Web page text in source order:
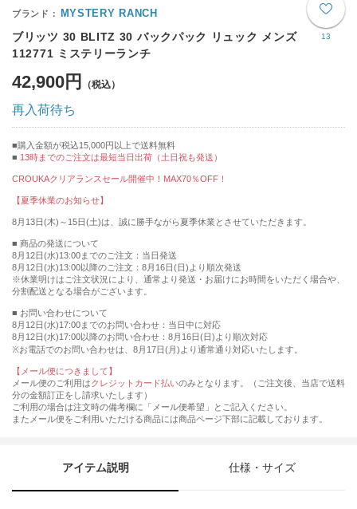
13
MYSTERY RANCH
ブリッツ 30 BLITZ 30 バックパック リュック メンズ
112771 ミステリーランチ
42,900円
再入荷待ち
購入金額が税込15,000円以上で送料無料
13時までのご注文は最短当日出荷（土日祝も発送）
CROUKAクリアランスセール開催中！MAX70％OFF！
【夏季休業のお知らせ】
8月13日(木)～15日(土)は、誠に勝手ながら夏季休業とさせていただきます。
■ 商品の発送について
8月12日(水)13:00までのご注文：当日発送
8月12日(水)13:00以降のご注文：8月16日(日)より順次発送
※休業明けはご注文状況により、通常より発送・お届けにお時間をいただく場合や、
分割配送となる場合がございます。
■ お問い合わせについて
8月12日(水)17:00までのお問い合わせ：当日中に対応
8月12日(水)17:00以降のお問い合わせ：8月16日(日)より順次対応
※お電話でのお問い合わせは、8月17日(月)より通常通り対応いたします。
【メール便につきまして】
メール便のご利用はクレジットカード払いのみとなります。（ご注文後、当店で送料
分の金額訂正をし請求いたします）
ご利用の場合は注文時の備考欄に「メール便希望」とご記入ください。
またメール便をご利用いただける商品には商品ページ下部に記載しております。
アイテム説明 仕様・サイズ